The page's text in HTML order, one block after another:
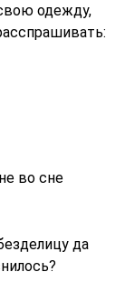
одежду,
во сне
да